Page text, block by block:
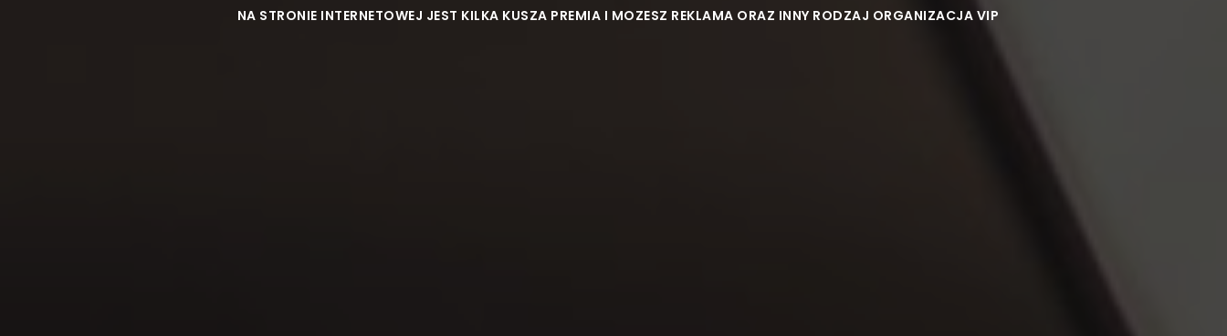
NA STRONIE INTERNETOWEJ JEST KILKA KUSZA PREMIA I MOZESZ REKLAMA ORAZ INNY RODZAJ ORGANIZACJA VIP